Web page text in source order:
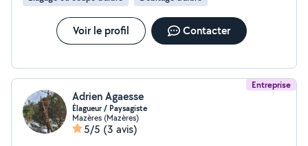
Voir le profil Contacter
Entreprise
Adrien Agaesse
Élagueur / Paysagiste
Mazères (Mazères)
5/5 (3 avis)